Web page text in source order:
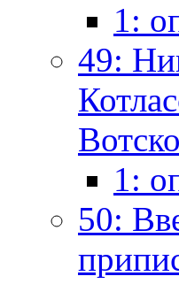
1:
49:
1:
50: